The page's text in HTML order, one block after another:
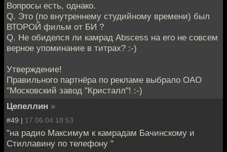
Вопросы есть, однако.
Q. Это (по внутреннему студийному времени) был
ВТОРОЙ фильм от БИ ?
Q. Не обиделся ли камрад Abscess на его не совсем
верное упоминание в титрах? :-)
Утверждение!
Правильного партнёра по рекламе выбрало ОАО
"Московский завод "Кристалл"! :-)
Цепеллин »
#49 | 17.06.04 18:53
"на радио Максимум к камрадам Бачинскому и
Стиллавину по телефону "